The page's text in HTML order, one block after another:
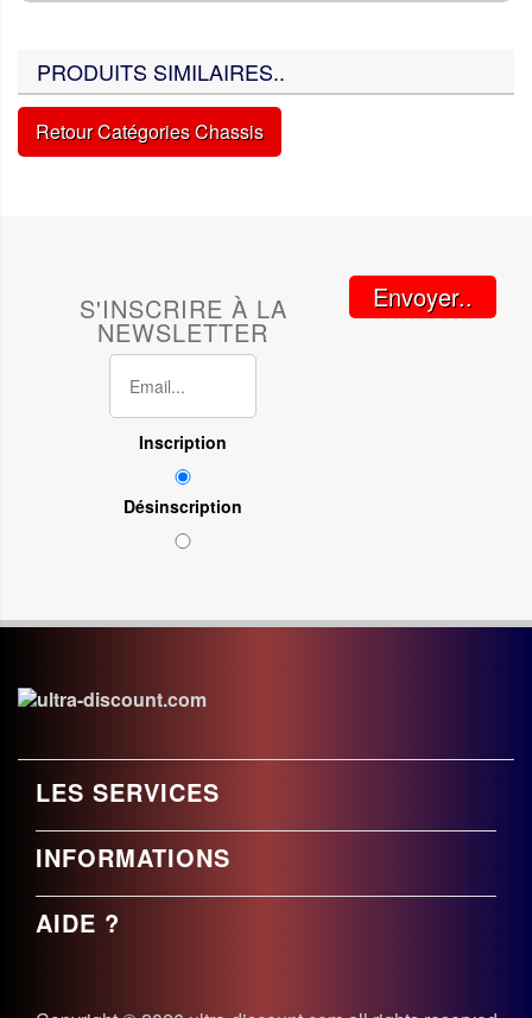
PRODUITS SIMILAIRES..
Retour Catégories Chassis
S'INSCRIRE À LA
NEWSLETTER
Inscription
Désinscription
Envoyer..
LES SERVICES
INFORMATIONS
AIDE ?